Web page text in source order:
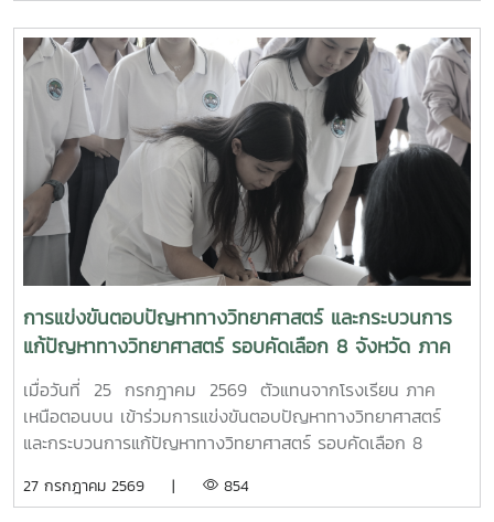
การแข่งขันตอบปัญหาทางวิทยาศาสตร์ และกระบวนการ
แก้ปัญหาทางวิทยาศาสตร์ รอบคัดเลือก 8 จังหวัด ภาค
เหนือตอนบน
เมื่อวันที่ 25 กรกฎาคม 2569 ตัวแทนจากโรงเรียน ภาค
เหนือตอนบน เข้าร่วมการแข่งขันตอบปัญหาทางวิทยาศาสตร์
และกระบวนการแก้ปัญหาทางวิทยาศาสตร์ รอบคัดเลือก 8
เทคโนโลยีแห่งชาติ และสัปดาห์วิทยาศาสตร์ แห่งชาติ ประจำปี
27 กรกฎาคม 2569 | 854